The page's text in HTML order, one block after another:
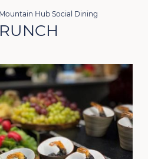
Mountain Hub Social Dining